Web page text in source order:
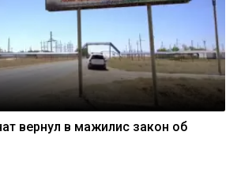
вернул в мажилис закон об